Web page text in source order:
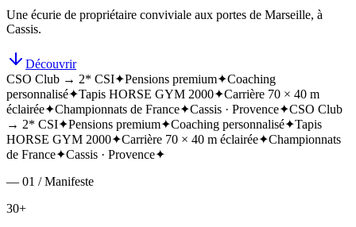
Une écurie de propriétaire conviviale aux portes de Marseille, à
Cassis.
Découvrir
CSO Club → 2* CSI✦Pensions premium✦Coaching
personnalisé✦Tapis HORSE GYM 2000✦Carrière 70 × 40 m
éclairée✦Championnats de France✦Cassis · Provence✦CSO Club
→ 2* CSI✦Pensions premium✦Coaching personnalisé✦Tapis
HORSE GYM 2000✦Carrière 70 × 40 m éclairée✦Championnats
de France✦Cassis · Provence✦
— 01 / Manifeste
30+